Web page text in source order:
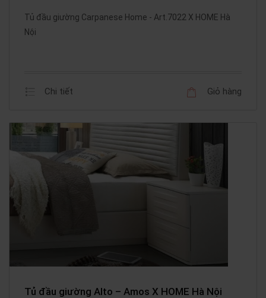
Tủ đầu giường Carpanese Home - Art.7022 X HOME Hà
Nội
Giỏ hàng
Chi tiết
Tủ đầu giường Alto – Amos X HOME Hà Nội